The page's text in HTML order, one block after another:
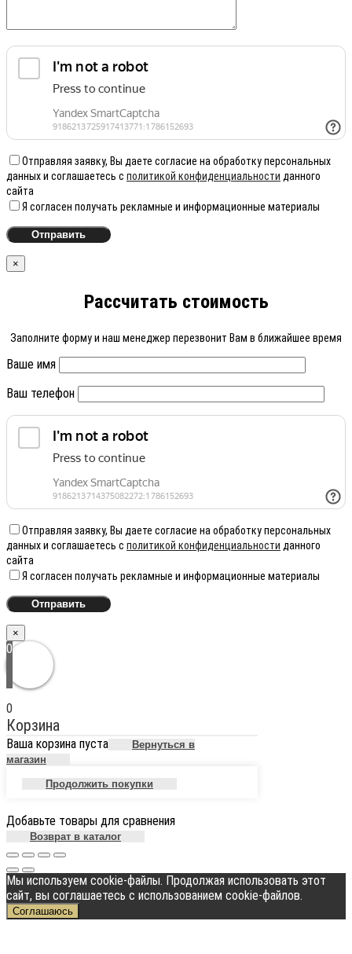
Отправляя заявку, Вы даете согласие на обработку персональных
данных и соглашаетесь с политикой конфиденциальности данного
сайта
Я согласен получать рекламные и информационные материалы
×
Рассчитать стоимость
Заполните форму и наш менеджер перезвонит Вам в ближайшее время
Ваше имя
Ваш телефон
Отправляя заявку, Вы даете согласие на обработку персональных
данных и соглашаетесь с политикой конфиденциальности данного
сайта
Я согласен получать рекламные и информационные материалы
×
0
0
Корзина
Ваша корзина пуста
Вернуться в
магазин
Продолжить покупки
Добавьте товары для сравнения
Возврат в каталог
Мы используем cookie-файлы. Продолжая использовать этот
сайт, вы соглашаетесь с использованием cookie-файлов.
Соглашаюсь